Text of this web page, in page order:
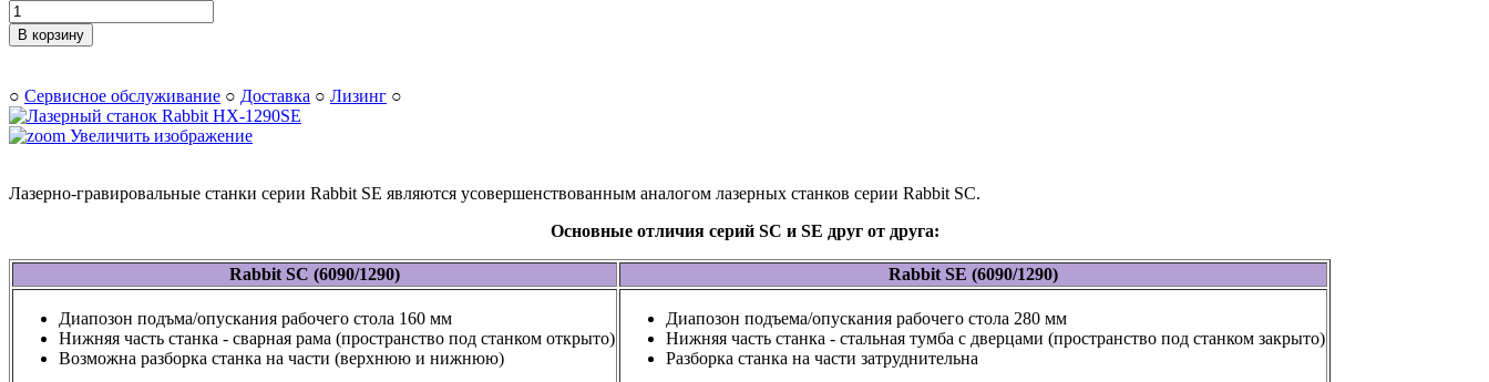
В корзину
○ Сервисное обслуживание ○ Доставка ○ Лизинг ○
Увеличить изображение
Лазерно-гравировальные станки серии Rabbit SE являются усовершенствованным аналогом лазерных станков серии Rabbit SС.
Основные отличия серий SC и SE друг от друга:
Rabbit SC (6090/1290) Rabbit SE (6090/1290)
Диапозон подъма/опускания рабочего стола 160 мм
Нижняя часть станка - сварная рама (пространство под станком открыто)
Возможна разборка станка на части (верхнюю и нижнюю)
Диапозон подъема/опускания рабочего стола 280 мм
Нижняя часть станка - стальная тумба с дверцами (пространство под станком закрыто)
Разборка станка на части затруднительна